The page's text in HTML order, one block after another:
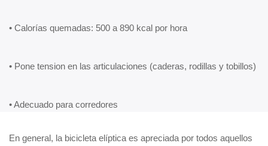
• Calorías quemadas: 500 a 890 kcal por hora
• Pone tension en las articulaciones (caderas, rodillas y tobillos)
• Adecuado para corredores
En general, la bicicleta elíptica es apreciada por todos aquellos